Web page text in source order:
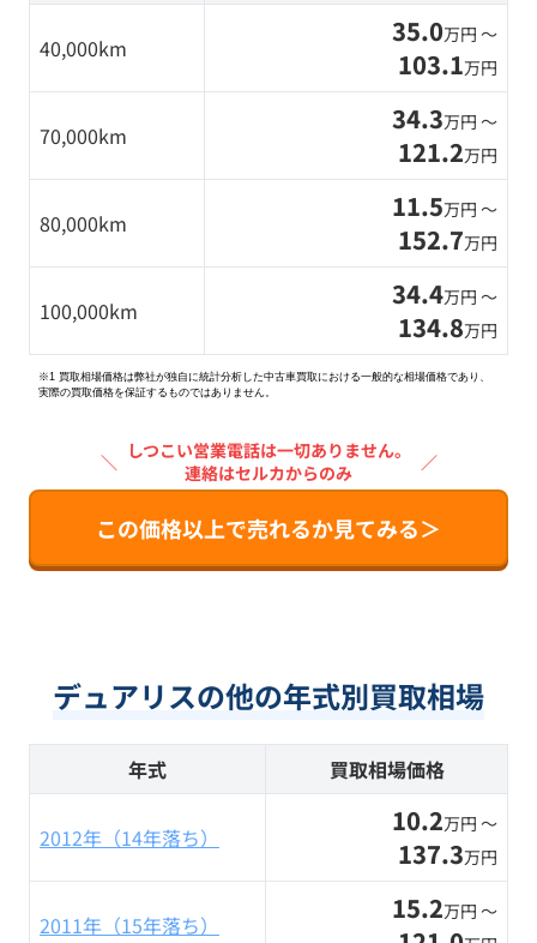
40,000km 35.0万円 〜
103.1万円
70,000km 34.3万円 〜
121.2万円
80,000km 11.5万円 〜
152.7万円
100,000km 34.4万円 〜
134.8万円
※1 買取相場価格は弊社が独自に統計分析した中古車買取における一般的な相場価格であり、
実際の買取価格を保証するものではありません。
＼ しつこい営業電話は一切ありません。
連絡はセルカからのみ
／
この価格以上で売れるか見てみる＞
デュアリスの他の年式別買取相場
年式 買取相場価格
2012年（14年落ち） 10.2万円 〜
137.3万円
2011年（15年落ち） 15.2万円 〜